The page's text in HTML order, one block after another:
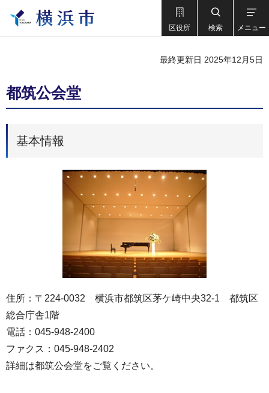
区役所 検索 メニュー
最終更新日 2025年12月5日
都筑公会堂
基本情報
住所：〒224-0032 横浜市都筑区茅ケ崎中央32-1 都筑区
総合庁舎1階
電話：045-948-2400
ファクス：045-948-2402
詳細は都筑公会堂をご覧ください。